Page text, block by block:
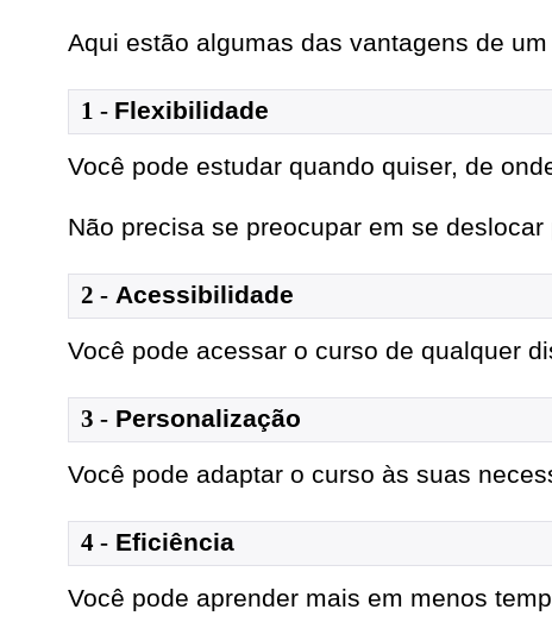
Aqui estão algumas das vantagens de
1 - Flexibilidade
Você pode estudar quando quiser, de
Não precisa se preocupar em se
2 - Acessibilidade
Você pode acessar o curso de qualquer
3 - Personalização
Você pode adaptar o curso às suas
4 - Eficiência
Você pode aprender mais em menos